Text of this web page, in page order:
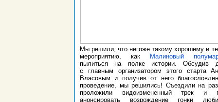
Мы решили, что негоже такому хорошему и
мероприятию, как Малиновый
пылиться на полке истории. Обсудив
с главным организатором этого старта
Власовым и получив от него
проведение, мы решились! Съездили на
проложили видоизмененный трек и
анонсировать возрождение гонки